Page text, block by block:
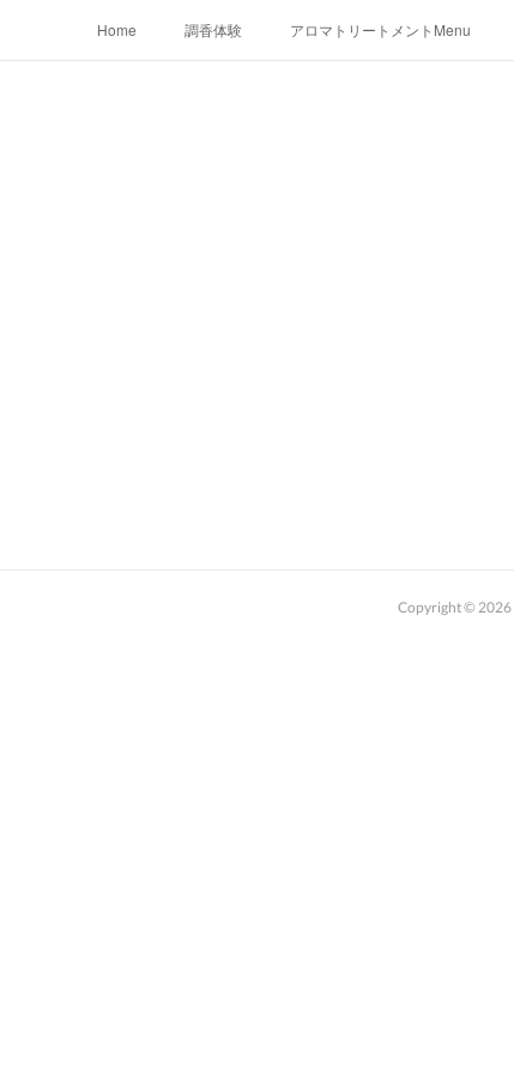
Home 調香体験 アロマトリートメントMenu
Copyright © 2026